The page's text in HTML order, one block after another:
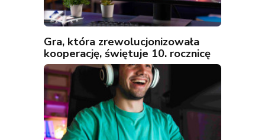
Gra, która zrewolucjonizowała
kooperację, świętuje 10. rocznicę